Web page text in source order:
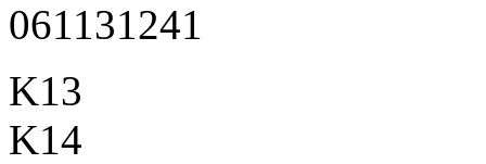
061131241
K13
K14